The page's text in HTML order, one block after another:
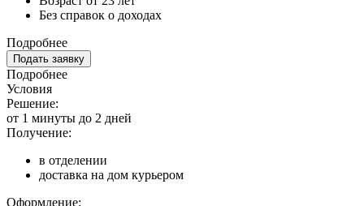
Без справок о доходах
Подробнее
Подать заявку
Подробнее
Условия
Решение:
от 1 минуты до 2 дней
Получение:
в отделении
доставка на дом курьером
Оформление: